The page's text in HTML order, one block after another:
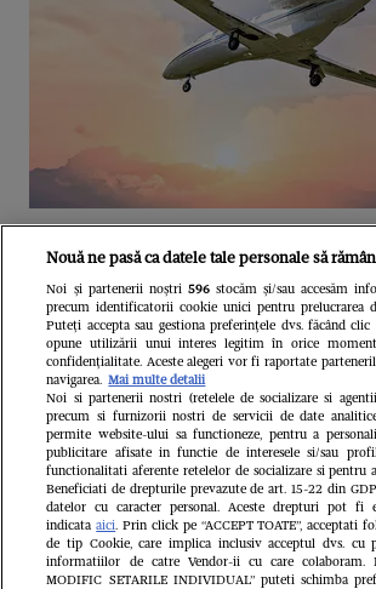
Unul dintre cele mai
aeroporturi din Europa își
complet porțile timp de
Milioane de pasageri,
Nouă ne pasă ca datele tale personale să
Noi și partenerii noștri 596stocăm și/sau accesăm
precum identificatorii cookie unici pentru prelucrarea
Puteți accepta sau gestiona preferințele dvs. făcând
opune utilizării unui interes legitim în orice
confidențialitate. Aceste alegeri vor fi raportate
navigarea. Mai multe detalii
Noi si partenerii nostri (retelele de socializare si
precum si furnizorii nostri de servicii de date
permite website-ului sa functioneze, pentru a
publicitare afisate in functie de interesele si/sau
functionalitati aferente retelelor de socializare si pentru
Beneficiati de drepturile prevazute de art. 15-22 din
datelor cu caracter personal. Aceste drepturi pot fi
indicataaici. Prin click pe “ACCEPT TOATE”, acceptati
de tip Cookie, care implica inclusiv acceptul dvs. cu
informatiilor de catre Vendor-ii cu care colaboram.
MODIFIC SETARILE INDIVIDUAL” puteti schimba